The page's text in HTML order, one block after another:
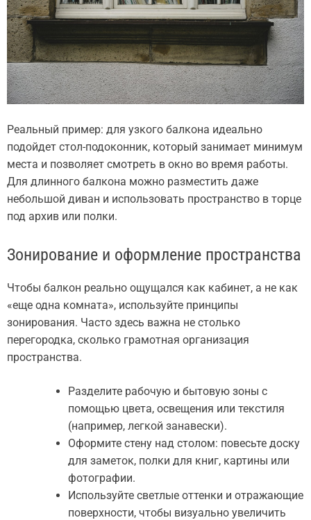
Реальный пример: для узкого балкона идеально
подойдет стол-подоконник, который занимает минимум
места и позволяет смотреть в окно во время работы.
Для длинного балкона можно разместить даже
небольшой диван и использовать пространство в торце
под архив или полки.
Зонирование и оформление пространства
Чтобы балкон реально ощущался как кабинет, а не как
«еще одна комната», используйте принципы
зонирования. Часто здесь важна не столько
перегородка, сколько грамотная организация
пространства.
Разделите рабочую и бытовую зоны с
помощью цвета, освещения или текстиля
(например, легкой занавески).
Оформите стену над столом: повесьте доску
для заметок, полки для книг, картины или
фотографии.
Используйте светлые оттенки и отражающие
поверхности, чтобы визуально увеличить